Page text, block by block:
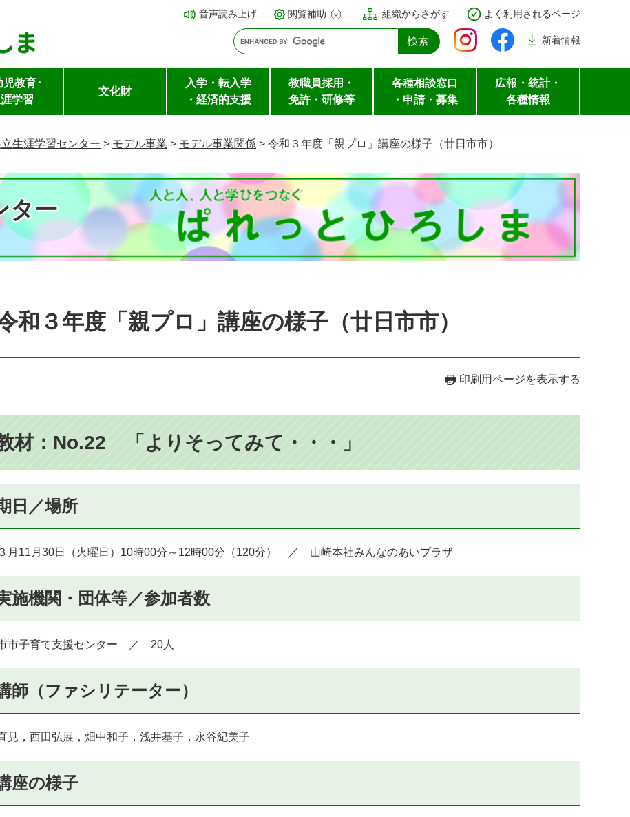
ー
し
音声読み上げ 閲覧補助 組織からさがす よく利用されるページ
新着情報
児教育･
学習
文化財
入学・転入学
・経済的支援
教職員採用・
免許・研修等
各種相談窓口
・申請・募集
広報・統計・
各種情報
生涯学習センター > モデル事業 > モデル事業関係 > 令和３年度「親プロ」講座の様子（廿日市市）
ター
和３年度「親プロ」講座の様子（廿日市市）
印刷用ページを表示する
材：No.22 「よりそってみて・・・」
日／場所
月11月30日（火曜日）10時00分～12時00分（120分） ／ 山崎本社みんなのあいプラザ
施機関・団体等／参加者数
市子育て支援センター ／ 20人
師（ファシリテーター）
見，西田弘展，畑中和子，浅井基子，永谷紀美子
座の様子